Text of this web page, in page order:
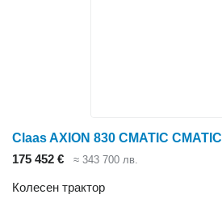
Claas AXION 830 CMATIC CMATIC
175 452 €
≈ 343 700 лв.
Колесен трактор